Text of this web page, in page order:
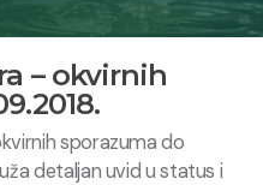
– okvirnih
sporazuma do
detaljan uvid u status i